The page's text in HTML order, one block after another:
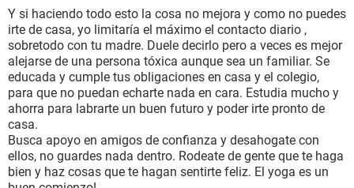
Y si haciendo todo esto la cosa no mejora y como no puedes
irte de casa, yo limitaría el máximo el contacto diario ,
sobretodo con tu madre. Duele decirlo pero a veces es mejor
alejarse de una persona tóxica aunque sea un familiar. Se
educada y cumple tus obligaciones en casa y el colegio,
para que no puedan echarte nada en cara. Estudia mucho y
ahorra para labrarte un buen futuro y poder irte pronto de
casa.
Busca apoyo en amigos de confianza y desahogate con
ellos, no guardes nada dentro. Rodeate de gente que te haga
bien y haz cosas que te hagan sentirte feliz. El yoga es un